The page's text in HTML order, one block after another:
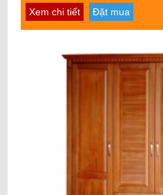
Xem chi tiết Đặt mua